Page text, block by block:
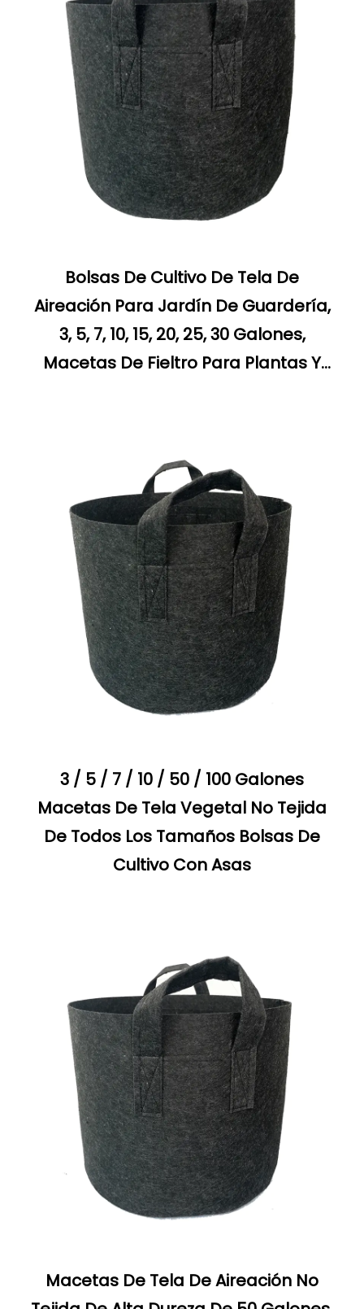
Bolsas De Cultivo De Tela De
Aireación Para Jardín De Guardería,
3, 5, 7, 10, 15, 20, 25, 30 Galones,
Macetas De Fieltro Para Plantas Y
3 / 5 / 7 / 10 / 50 / 100 Galones
Macetas De Tela Vegetal No Tejida
De Todos Los Tamaños Bolsas De
Cultivo Con Asas
Macetas De Tela De Aireación No